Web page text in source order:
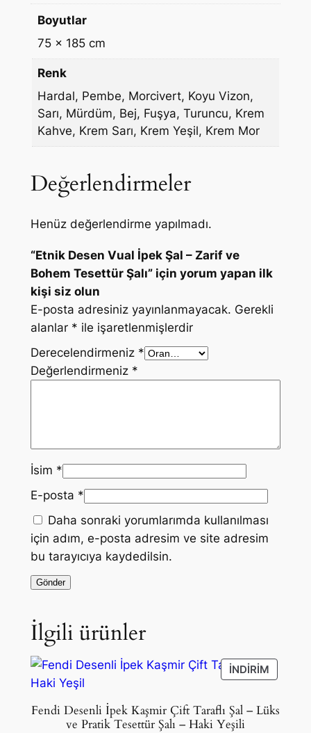
Boyutlar
75 × 185 cm
Renk
Hardal, Pembe, Morcivert, Koyu Vizon,
Sarı, Mürdüm, Bej, Fuşya, Turuncu, Krem
Kahve, Krem Sarı, Krem Yeşil, Krem Mor
Değerlendirmeler
Henüz değerlendirme yapılmadı.
“Etnik Desen Vual İpek Şal – Zarif ve
Bohem Tesettür Şalı” için yorum yapan ilk
kişi siz olun
E-posta adresiniz yayınlanmayacak. Gerekli
alanlar * ile işaretlenmişlerdir
Derecelendirmeniz *
Değerlendirmeniz *
İsim *
E-posta *
Daha sonraki yorumlarımda kullanılması
için adım, e-posta adresim ve site adresim
bu tarayıcıya kaydedilsin.
İlgili ürünler
İNDIRIM
ÜRÜN
Fendi Desenli İpek Kaşmir Çift Taraflı Şal – Lüks
ve Pratik Tesettür Şalı – Haki Yeşili